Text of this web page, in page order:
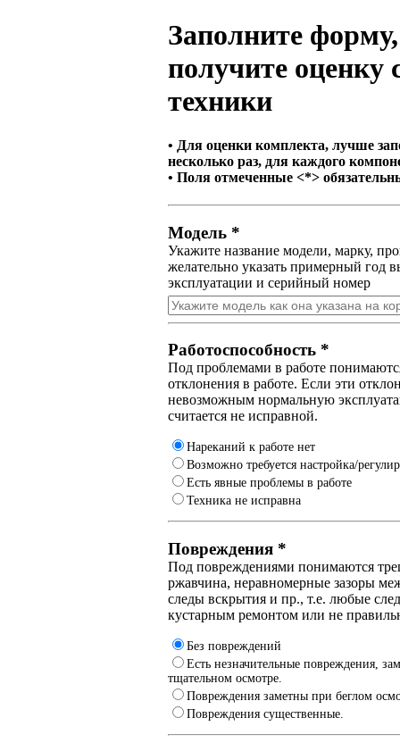
Заполните форму,
получите оценку
техники
• Для оценки комплекта, лучше
несколько раз, для каждого
• Поля отмеченные <*>
Модель *
Укажите название модели, марку,
желательно указать примерный год
эксплуатации и серийный номер
Работоспособность *
Под проблемами в работе
отклонения в работе. Если эти
невозможным нормальную
считается не исправной.
Нареканий к работе нет
Возможно требуется настройка/
Есть явные проблемы в работе
Техника не исправна
Повреждения *
Под повреждениями понимаются
ржавчина, неравномерные зазоры
следы вскрытия и пр., т.е. любые
кустарным ремонтом или не
Без повреждений
Есть незначительные повреждения,
тщательном осмотре.
Повреждения заметны при беглом
Повреждения существенные.